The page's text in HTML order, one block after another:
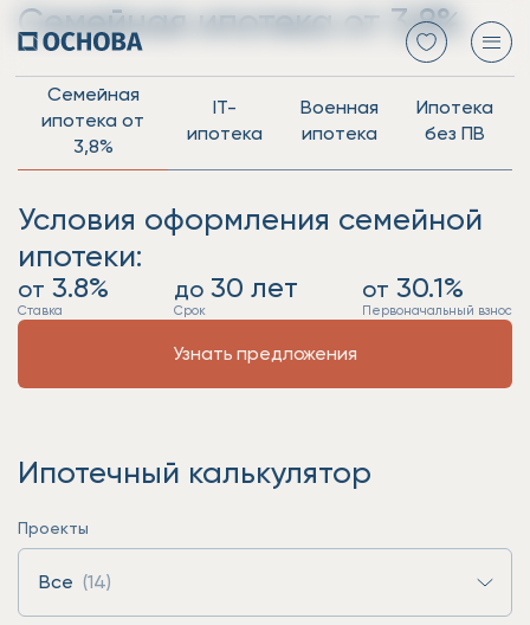
Семейная ипотека от 3,8%
Семейная
ипотека от
3,8%
IT-
ипотека
Военная
ипотека
Ипотека
без ПВ
Условия оформления семейной
ипотеки:
от 3.8%
Ставка
до30 лет
Срок
от 30.1%
Первоначальный взнос
Узнать предложения
Ипотечный калькулятор
Проекты
Все (14)